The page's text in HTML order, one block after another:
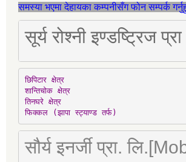
समस्या भएमा देहायका कम्पनीसँग फोन सम्पर्क
सूर्य रोश्नी इण्डष्ट्रिज
छिपिटार क्षेत्र
शान्तिचोक क्षेत्र
तिनघरे क्षेत्र
फिक्कल (झापा स्ट्याण्ड तर्फ)
सौर्य इनर्जी प्रा.